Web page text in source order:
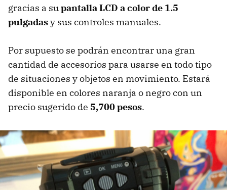
gracias a supantalla LCD a color de 1.5
pulgadasy sus controles manuales.
Por supuesto se podrán encontrar una gran
cantidad de accesorios para usarse en todo tipo
de situaciones y objetos en movimiento. Estará
disponible en colores naranja o negro con un
precio sugerido de 5,700 pesos.